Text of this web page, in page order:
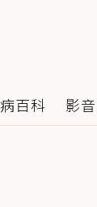
百科 影